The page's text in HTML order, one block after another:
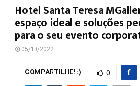
Hotel Santa Teresa
espaço ideal e soluções
para o seu evento
05/10/2022
COMPARTILHE! :) 0